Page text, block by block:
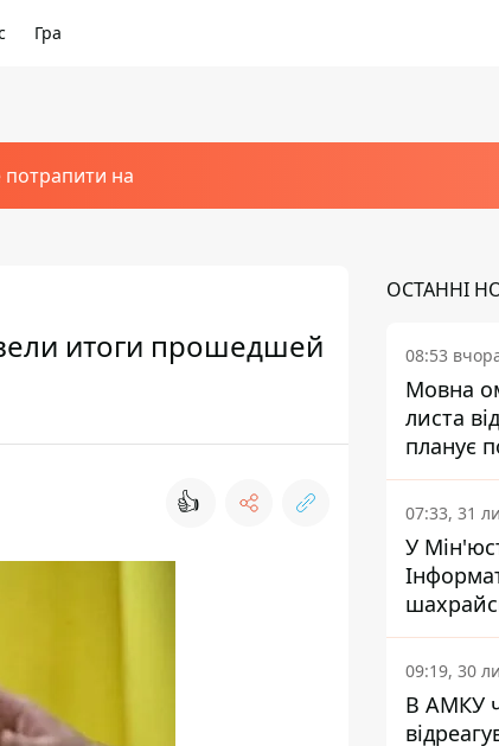
Гра
потрапити на
итоги прошедшей
👍
ОСТАННІ
08:53
Мовна
листа
планує
07:33, 31
У
камери
що ніхто
09:19, 30
В АМКУ